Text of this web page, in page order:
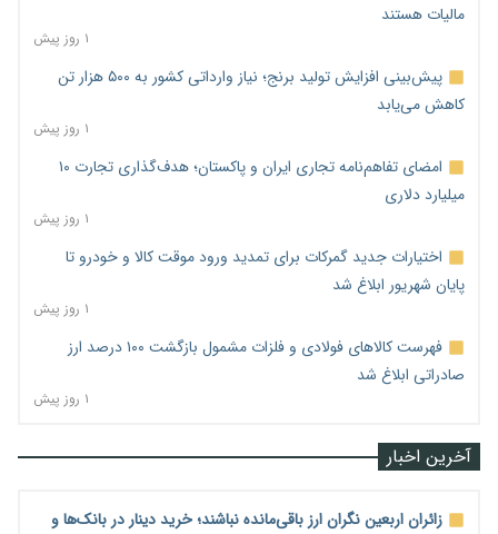
مالیات هستند
۱ روز پیش
پیش‌بینی افزایش تولید برنج؛ نیاز وارداتی کشور به ۵۰۰ هزار تن
کاهش می‌یابد
۱ روز پیش
امضای تفاهم‌نامه تجاری ایران و پاکستان؛ هدف‌گذاری تجارت ۱۰
میلیارد دلاری
۱ روز پیش
اختیارات جدید گمرکات برای تمدید ورود موقت کالا و خودرو تا
پایان شهریور ابلاغ شد
۱ روز پیش
فهرست کالاهای فولادی و فلزات مشمول بازگشت ۱۰۰ درصد ارز
صادراتی ابلاغ شد
۱ روز پیش
آخرین اخبار
زائران اربعین نگران ارز باقی‌مانده نباشند؛ خرید دینار در بانک‌ها و